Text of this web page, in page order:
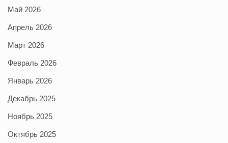
Май 2026
Апрель 2026
Март 2026
Февраль 2026
Январь 2026
Декабрь 2025
Ноябрь 2025
Октябрь 2025